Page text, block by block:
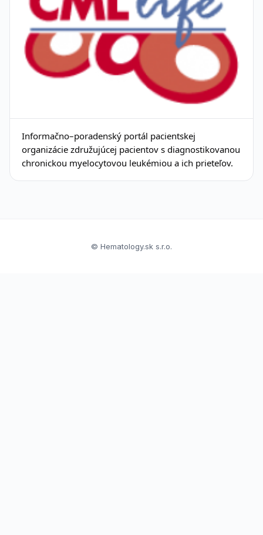
Informačno–poradenský portál pacientskej
organizácie združujúcej pacientov s diagnostikovanou
chronickou myelocytovou leukémiou a ich prieteľov.
© Hematology.sk s.r.o.